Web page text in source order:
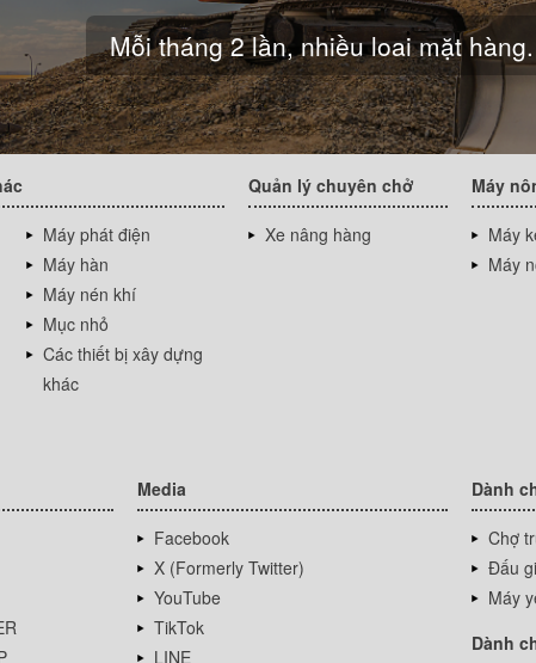
Mỗi tháng 2 lần, nhiều loai mặt hàng.
Máy phát điện
Máy hàn
Máy nén khí
Mục nhỏ
Các thiết bị xây dựng
khác
Quản lý chuyên chở
Xe nâng hàng
Máy
Máy
Máy
Media
Facebook
X (Formerly Twitter)
YouTube
TikTok
LINE
Dành
Chợ
Đấu
Máy
Dành